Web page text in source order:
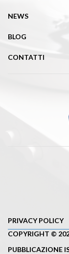
NEWS
BLOG
CONTATTI
PRIVACY POLICY
COPYRIGHT ©
PUBBLICAZIONE